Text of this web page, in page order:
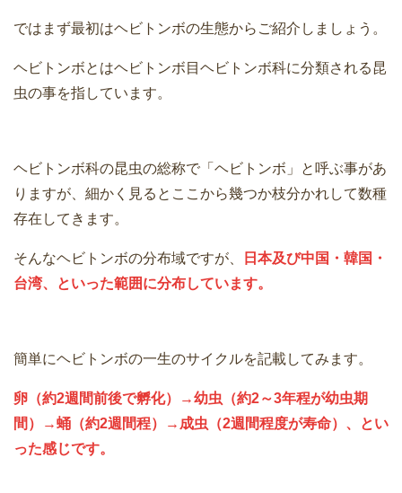
ではまず最初はヘビトンボの生態からご紹介しましょう。
ヘビトンボとはヘビトンボ目ヘビトンボ科に分類される昆
虫の事を指しています。
ヘビトンボ科の昆虫の総称で「ヘビトンボ」と呼ぶ事があ
りますが、細かく見るとここから幾つか枝分かれして数種
存在してきます。
そんなヘビトンボの分布域ですが、
日本及び中国・韓国・
台湾、といった範囲に分布しています。
簡単にヘビトンボの一生のサイクルを記載してみます。
卵（約2週間前後で孵化）→幼虫（約2～3年程が幼虫期
間）→蛹（約2週間程）→成虫（2週間程度が寿命）、とい
った感じです。